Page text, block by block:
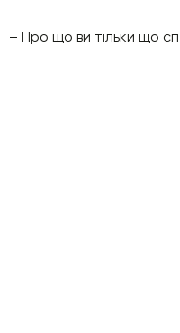
– Про що ви тільки що